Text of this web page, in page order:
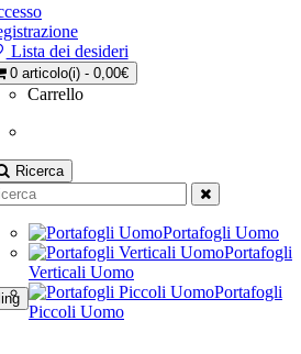
Lista dei desideri
0 articolo(i) - 0,00€
Carrello
Ricerca
Portafogli Uomo
Portafogli
Verticali Uomo
Portafogli
Piccoli Uomo